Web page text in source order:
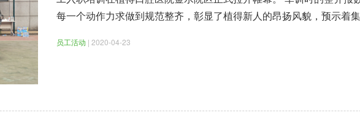
每一个动作力求做到规范整齐，彰显了植得新人的昂扬风貌，预示着
员工活动 | 2020-04-23